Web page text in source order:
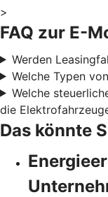
>
FAQ zur E-
Werden
Welche Typen
Welche
die
Das könnte